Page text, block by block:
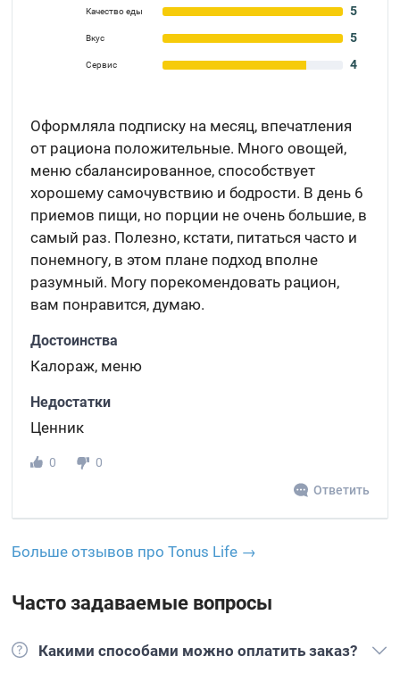
Качество еды 5
Вкус 5
Сервис 4
Оформляла подписку на месяц, впечатления
от рациона положительные. Много овощей,
меню сбалансированное, способствует
хорошему самочувствию и бодрости. В день 6
приемов пищи, но порции не очень большие, в
самый раз. Полезно, кстати, питаться часто и
понемногу, в этом плане подход вполне
разумный. Могу порекомендовать рацион,
вам понравится, думаю.
Достоинства
Калораж, меню
Недостатки
Ценник
0
0
Ответить
Больше отзывов про Tonus Life →
Часто задаваемые вопросы
Какими способами можно оплатить заказ?